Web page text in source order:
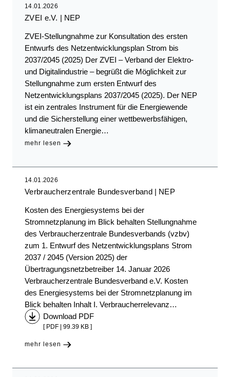
14.01.2026
ZVEI e.V. NEP
ZVEI-Stellungnahme zur Konsultation des ersten
Entwurfs des Netzentwicklungsplan Strom bis
2037/2045 (2025) Der ZVEI – Verband der Elektro-
und Digitalindustrie – begrüßt die Möglichkeit zur
Stellungnahme zum ersten Entwurf des
Netzentwicklungsplans 2037/2045 (2025). Der NEP
ist ein zentrales Instrument für die Energiewende
und die Sicherstellung einer wettbewerbsfähigen,
klimaneutralen Energie…
mehr lesen
14.01.2026
Verbraucherzentrale Bundesverband NEP
Kosten des Energiesystems bei der
Stromnetzplanung im Blick behalten Stellungnahme
des Verbraucherzentrale Bundesverbands (vzbv)
zum 1. Entwurf des Netzentwicklungsplans Strom
2037 / 2045 (Version 2025) der
Übertragungsnetzbetreiber 14. Januar 2026
Verbraucherzentrale Bundesverband e.V. Kosten
des Energiesystems bei der Stromnetzplanung im
Blick behalten Inhalt I. Verbraucherrelevanz…
Download PDF
[ PDF | 99.39 KB ]
mehr lesen